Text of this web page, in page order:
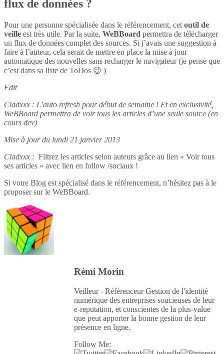
flux de données ?
Pour une personne spécialisée dans le référencement, cet outil de
veille est très utile. Par la suite, WeBBoard permettra de télécharger
un flux de données complet des sources. Si j’avais une suggestion à
faire à l’auteur, cela serait de mettre en place la mise à jour
automatique des nouvelles sans recharger le navigateur (je pense que
c’est dans sa liste de ToDos 😉 )
Edit
Cladxxx : L’auto refresh pour début de semaine ! Et en exclusivité,
WeBBoard permettra de voir tous les articles d’une seule source (en
cours dev)
Mise à jour du lundi 21 janvier 2013
Cladxxx : Filtrez les articles selon auteurs grâce au lien « Voir tous
ses articles » avec lien en follow /sociaux !
Si votre Blog est spécialisé dans le référencement, n’hésitez pas à le
proposer sur le WeBBoard.
Rémi Morin
Veilleur - Référenceur Gestion de l'identité
numérique des entreprises soucieuses de leur
e-reputation, et conscientes de la plus-value
que peut apporter la bonne gestion de leur
présence en ligne.
Follow Me: